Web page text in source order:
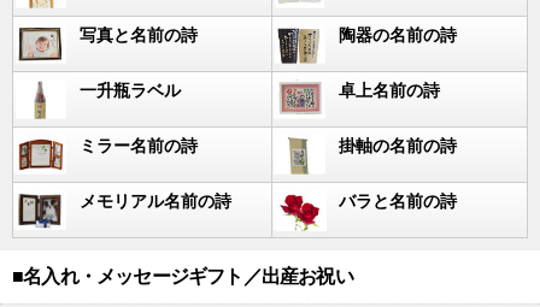
写真と名前の詩 陶器の名前の詩
一升瓶ラベル 卓上名前の詩
ミラー名前の詩 掛軸の名前の詩
メモリアル名前の詩 バラと名前の詩
■名入れ・メッセージギフト／出産お祝い